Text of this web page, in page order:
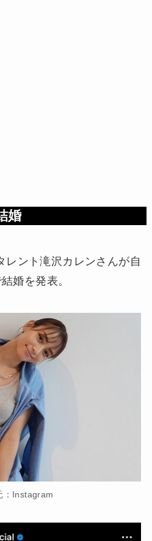
婚
レント滝沢カレンさんが自
婚を発表。
：Instagram